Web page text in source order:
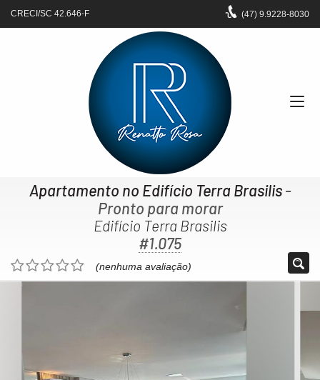
CRECI/SC 42.646-F (47) 9.9228-8030
Apartamento no Edifício Terra Brasilis-
Pronto para morar
Edifício Terra Brasilis
#1.075
(nenhuma avaliação)